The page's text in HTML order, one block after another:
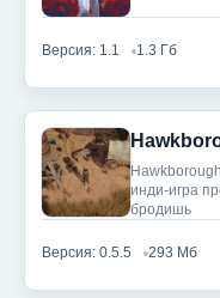
Версия: 1.1 1.3 Гб
инди-игра
бродишь
Версия: 0.5.5 293 Мб